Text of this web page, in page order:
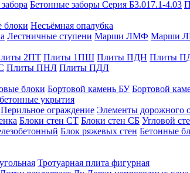
Бетонные заборы Серия Б3.017.1-4.03
блоки Несъёмная опалубка
Лестничные ступени Марши ЛМФ Марши
2ПТ Плиты 1ПШ Плиты ПДН Плиты
Плиты ПНЛ Плиты ПДЛ
блоки Бортовой камень БУ Бортовой
укрытия
Перильное ограждение Элементы дорожного
Блоки стен СТ Блоки стен СБ Угловой
Блок ряжевых стен Бетонные
Тротуарная плита фигурная